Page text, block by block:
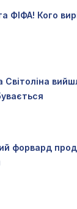
ФІФА! Кого
Світоліна
форвард